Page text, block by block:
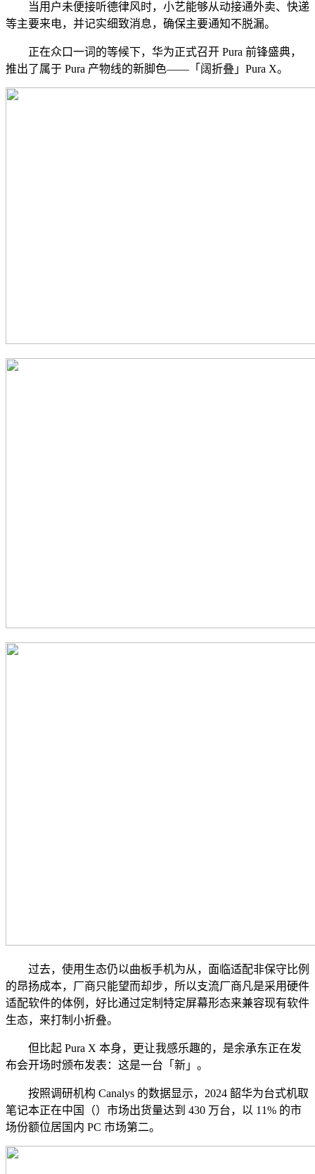
当用户未便接听德律风时，小艺能够从动接通外卖、快递
等主要来电，并记实细致消息，确保主要通知不脱漏。
正在众口一词的等候下，华为正式召开 Pura 前锋盛典，
推出了属于 Pura 产物线的新脚色——「阔折叠」Pura X。
过去，使用生态仍以曲板手机为从，面临适配非保守比例
的昂扬成本，厂商只能望而却步，所以支流厂商凡是采用硬件
适配软件的体例，好比通过定制特定屏幕形态来兼容现有软件
生态，来打制小折叠。
但比起 Pura X 本身，更让我感乐趣的，是余承东正在发
布会开场时颁布发表：这是一台「新」。
按照调研机构 Canalys 的数据显示，2024 韶华为台式机取
笔记本正在中国（）市场出货量达到 430 万台，以 11% 的市
场份额位居国内 PC 市场第二。